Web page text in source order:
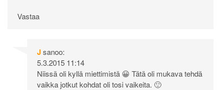
Vastaa
Jsanoo:
5.3.2015 11:14
Niissä oli kyllä miettimistä 😀 Tätä oli mukava tehdä
vaikka jotkut kohdat oli tosi vaikeita. 🙂